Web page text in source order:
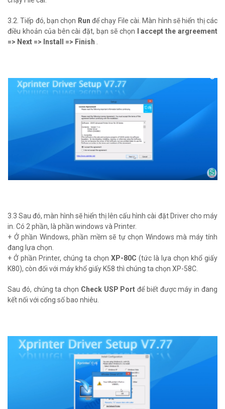
3.2. Tiếp đó, bạn chọn Run để chạy File cài. Màn hình sẽ hiển thị các
điều khoản của bên cài đặt, bạn sẽ chọn
I accept the argreement
=> Next => Install => Finish
3.3 Sau đó, màn hình sẽ hiển thị lên cấu hình cài đặt Driver cho máy
in. Có 2 phần, là phần windows và Printer.
+ Ở phần Windows, phần mềm sẽ tự chọn Windows mà máy tính
đang lựa chọn.
+ Ở phần Printer, chúng ta chọn XP-80C (tức là lựa chọn khổ giấy
K80), còn đối với máy khổ giấy K58 thì chúng ta chọn XP-58C.
Sau đó, chúng ta chọn Check USP Port để biết được máy in đang
kết nối với cổng số bao nhiêu.